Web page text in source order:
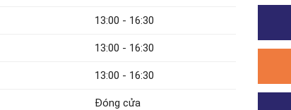
13:00 - 16:30
13:00 - 16:30
13:00 - 16:30
Đóng cửa